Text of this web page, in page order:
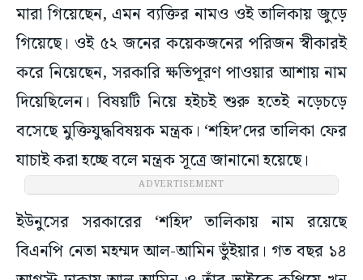
মারা গিয়েছেন, এমন ব্যক্তির নামও ওই তালিকায় জুড়ে
গিয়েছে। ওই ৫২ জনের কয়েকজনের পরিজন স্বীকারই
করে নিয়েছেন, সরকারি ক্ষতিপূরণ পাওয়ার আশায় নাম
দিয়েছিলেন। বিষয়টি নিয়ে হইচই শুরু হতেই নড়েচড়ে
বসেছে মুক্তিযুদ্ধবিষয়ক মন্ত্রক। ‘শহিদ’দের তালিকা ফের
যাচাই করা হচ্ছে বলে মন্ত্রক সূত্রে জানানো হয়েছে।
ADVERTISEMENT
ইউনুসের সরকারের ‘শহিদ’ তালিকায় নাম রয়েছে
বিএনপি নেতা মহম্মদ আল-আমিন ভুঁইয়ার। গত বছর ১৪